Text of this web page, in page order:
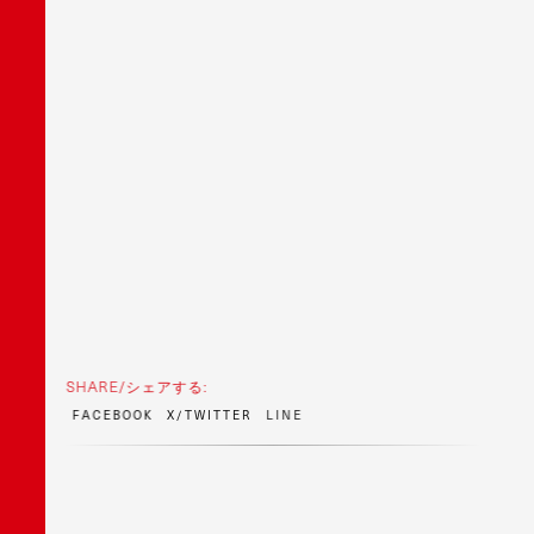
SHARE/シェアする:
FACEBOOK X/ TWI TTER LI NE